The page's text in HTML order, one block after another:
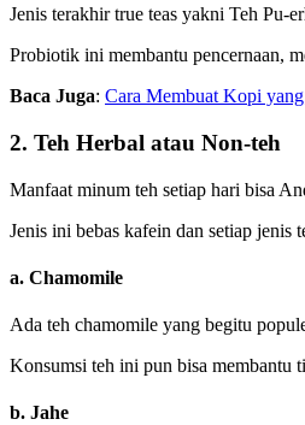
Jenis terakhir true teas yakni Teh Pu-
Probiotik ini membantu pencernaan,
Baca Juga: Cara Membuat Kopi
2. Teh Herbal atau Non-teh
Manfaat minum teh setiap hari bisa
Jenis ini bebas kafein dan setiap jenis
a. Chamomile
Ada teh chamomile yang begitu
Konsumsi teh ini pun bisa membantu
b. Jahe